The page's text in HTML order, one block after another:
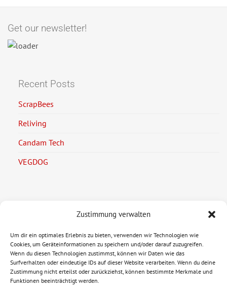
Zustimmung verwalten
Um dir ein optimales Erlebnis zu bieten, verwenden wir Technologien wie
Cookies, um Geräteinformationen zu speichern und/oder darauf zuzugreifen.
Wenn du diesen Technologien zustimmst, können wir Daten wie das
Surfverhalten oder eindeutige IDs auf dieser Website verarbeiten. Wenn du deine
Zustimmung nicht erteilst oder zurückziehst, können bestimmte Merkmale und
Funktionen beeinträchtigt werden.
Get our newsletter!
Recent Posts
ScrapBees
Reliving
Candam Tech
VEGDOG
Imprint
Privacy Policy